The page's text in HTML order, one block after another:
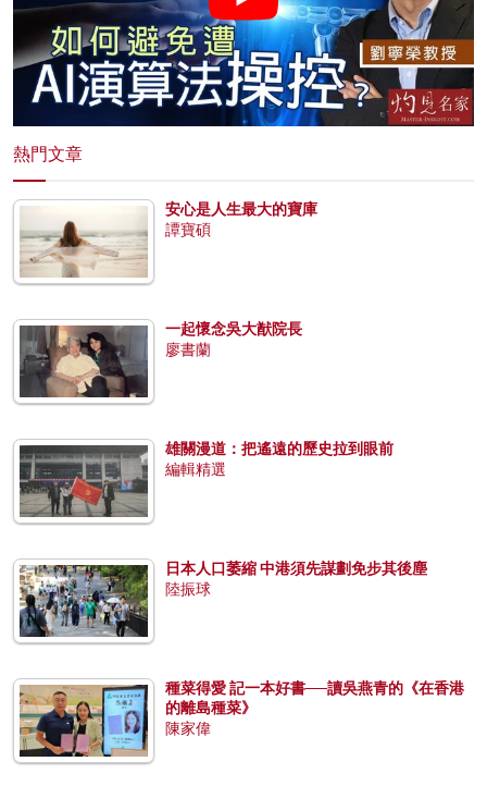
熱門文章
安心是人生最大的寶庫
譚寶碩
一起懷念吳大猷院長
廖書蘭
雄關漫道：把遙遠的歷史拉到眼前
編輯精選
日本人口萎縮 中港須先謀劃免步其後塵
陸振球
種菜得愛 記一本好書──讀吳燕青的《在香港
的離島種菜》
陳家偉